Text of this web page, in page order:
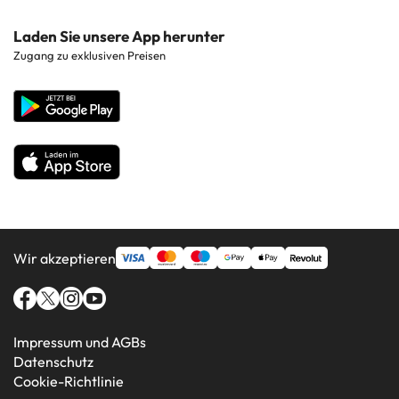
Costa Blanca
Hotels in beliebten Regionen
Alle Hotels
Kontaktieren Sie uns
Unternehmenswebsite
Laden Sie unsere App herunter
Zugang zu exklusiven Preisen
Wir akzeptieren
Impressum und AGBs
Datenschutz
Cookie-Richtlinie